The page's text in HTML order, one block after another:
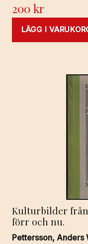
200kr
LÄGG I
Kulturbilder
förr och nu.
Pettersson, Anders